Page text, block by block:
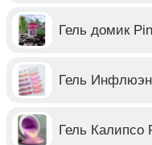
Гель домик
Гель
Гель Калипсо